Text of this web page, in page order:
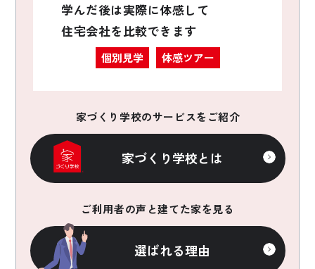
学んだ後は実際に体感して
住宅会社を比較できます
個別見学 体感ツアー
家づくり学校のサービスをご紹介
家づくり学校とは
ご利用者の声と建てた家を見る
選ばれる理由